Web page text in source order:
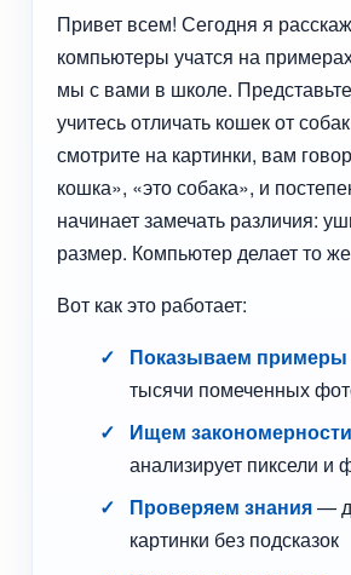
Привет всем! Сегодня я
компьютеры учатся на
мы с вами в школе.
учитесь отличать кошек от
смотрите на картинки, вам
кошка», «это собака», и
начинает замечать различия:
размер. Компьютер делает то
Вот как это работает:
Показываем примеры
тысячи помеченных
Ищем закономерности
анализирует пиксели и
Проверяем знания—
картинки без подсказок